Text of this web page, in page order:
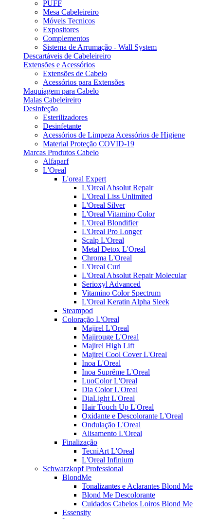
PUFF
Mesa Cabeleireiro
Móveis Tecnicos
Expositores
Complementos
Sistema de Arrumação - Wall System
Descartáveis de Cabeleireiro
Extensões e Acessórios
Extensões de Cabelo
Acessórios para Extensões
Maquiagem para Cabelo
Malas Cabeleireiro
Desinfeção
Esterilizadores
Desinfetante
Acessórios de Limpeza Acessórios de Higiene
Material Proteção COVID-19
Marcas Produtos Cabelo
Alfaparf
L'Oreal
L'oreal Expert
L'Oreal Absolut Repair
L'Oreal Liss Unlimited
L'Oreal Silver
L'Oreal Vitamino Color
L'Oreal Blondifier
L'Oreal Pro Longer
Scalp L'Oreal
Metal Detox L'Oreal
Chroma L'Oreal
L'Oreal Curl
L'Oreal Absolut Repair Molecular
Serioxyl Advanced
Vitamino Color Spectrum
L'Oreal Keratin Alpha Sleek
Steampod
Coloração L'Oreal
Majirel L'Oreal
Majirouge L'Oreal
Majirel High Lift
Majirel Cool Cover L'Oreal
Inoa L'Oreal
Inoa Suprême L'Oreal
LuoColor L'Oreal
Dia Color L'Oreal
DiaLight L'Oreal
Hair Touch Up L'Oreal
Oxidante e Descolorante L'Oreal
Ondulação L'Oreal
Alisamento L'Oreal
Finalização
TecniArt L'Oreal
L'Oreal Infinium
Schwarzkopf Professional
BlondMe
Tonalizantes e Aclarantes Blond Me
Blond Me Descolorante
Cuidados Cabelos Loiros Blond Me
Essensity